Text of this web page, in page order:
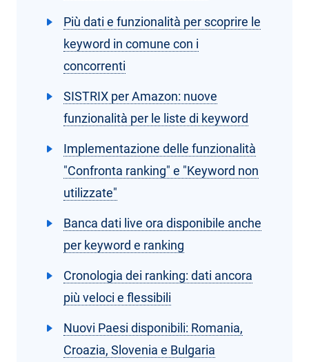
Più dati e funzionalità per scoprire le
keyword in comune con i
concorrenti
SISTRIX per Amazon: nuove
funzionalità per le liste di keyword
Implementazione delle funzionalità
"Confronta ranking" e "Keyword non
utilizzate"
Banca dati live ora disponibile anche
per keyword e ranking
Cronologia dei ranking: dati ancora
più veloci e flessibili
Nuovi Paesi disponibili: Romania,
Croazia, Slovenia e Bulgaria